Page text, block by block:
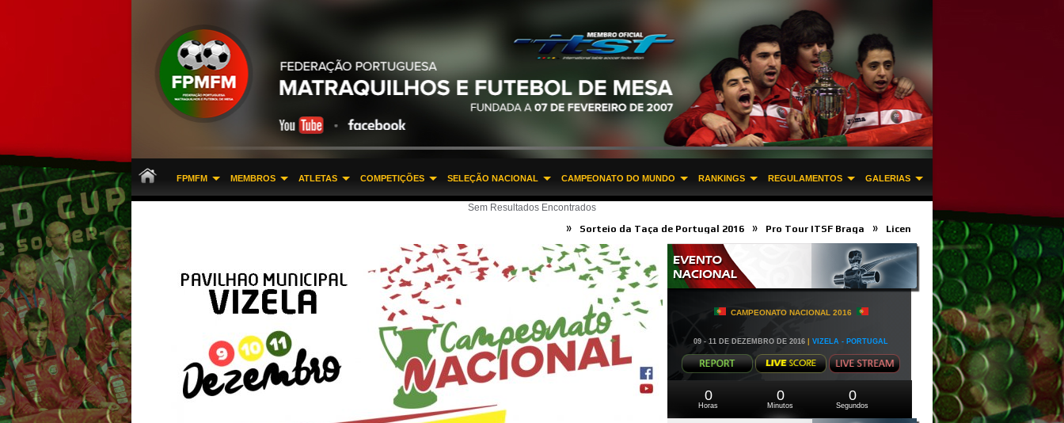
FPMFM MEMBROS ATLETAS COMPETIÇÕES SELEÇÃO NACIONAL CAMPEONATO DO MUNDO RANKINGS REGULAMENTOS GALERIAS
Sem Resultados Encontrados
Sorteio da Taça de Portugal 2016 » Pro Tour ITSF Braga » Licença Desportiva e Filiação na FPMFM » EPT
» Campeonato Nacional 2015 - Vencedores do Individual
CAMPEONATO NACIONAL 2016
09 - 11 DE DEZEMBRO DE 2016 VIZELA - PORTUGAL
0
Horas
0
Minutos
0
Segundos